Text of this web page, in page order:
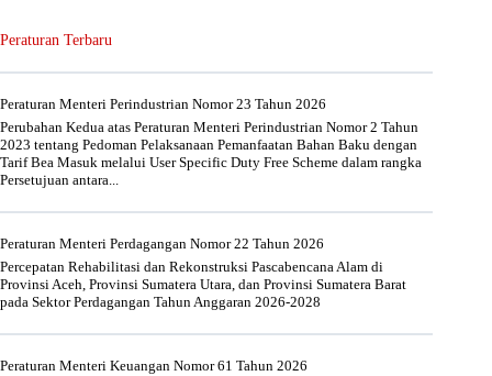
Peraturan Terbaru
Peraturan Menteri Perindustrian Nomor 23 Tahun 2026
Perubahan Kedua atas Peraturan Menteri Perindustrian Nomor 2 Tahun
2023 tentang Pedoman Pelaksanaan Pemanfaatan Bahan Baku dengan
Tarif Bea Masuk melalui User Specific Duty Free Scheme dalam rangka
Persetujuan antara...
Peraturan Menteri Perdagangan Nomor 22 Tahun 2026
Percepatan Rehabilitasi dan Rekonstruksi Pascabencana Alam di
Provinsi Aceh, Provinsi Sumatera Utara, dan Provinsi Sumatera Barat
pada Sektor Perdagangan Tahun Anggaran 2026-2028
Peraturan Menteri Keuangan Nomor 61 Tahun 2026